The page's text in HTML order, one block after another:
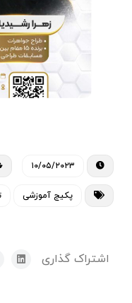
۱۰/۰۵/۲۰۲۳
پکیج آموزشی